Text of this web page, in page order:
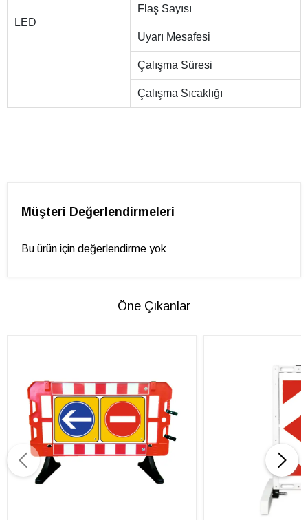
LED
Flaş Sayısı
Uyarı Mesafesi
Çalışma Süresi
Çalışma Sıcaklığı
Müşteri Değerlendirmeleri
Bu ürün için değerlendirme yok
Öne Çıkanlar